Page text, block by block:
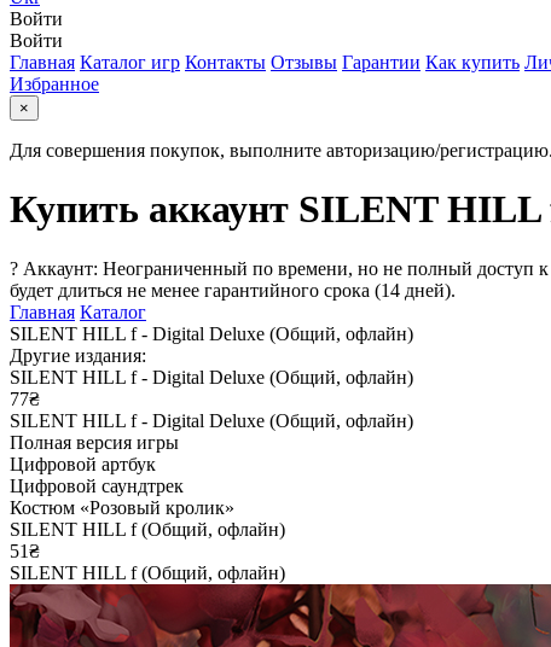
Войти
Войти
Главная Каталог игр Контакты Отзывы Гарантии Как купить
Избранное
×
Для совершения покупок, выполните авторизацию/регистрацию.
Купить аккаунт SILENT
? Аккаунт: Неограниченный по времени, но не полный доступ
будет длиться не менее гарантийного срока (14 дней).
Главная Каталог
SILENT HILL f - Digital Deluxe (Общий, офлайн)
Другие издания:
SILENT HILL f - Digital Deluxe (Общий, офлайн)
77₴
SILENT HILL f - Digital Deluxe (Общий, офлайн)
Полная версия игры
Цифровой артбук
Цифровой саундтрек
Костюм «Розовый кролик»
SILENT HILL f (Общий, офлайн)
51₴
SILENT HILL f (Общий, офлайн)